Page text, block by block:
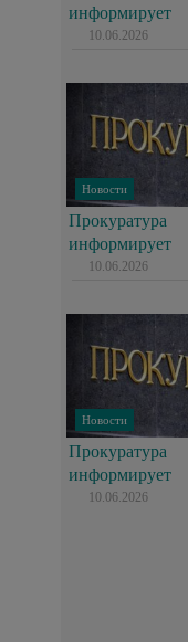
информирует
10.06.2026
Новости
Прокуратура
информирует
10.06.2026
Новости
Прокуратура
информирует
10.06.2026